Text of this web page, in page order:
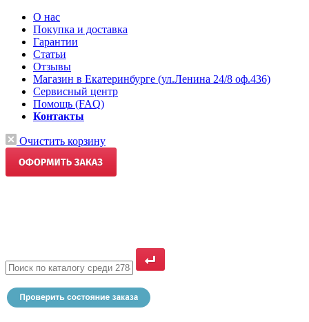
О нас
Покупка и доставка
Гарантии
Статьи
Отзывы
Магазин в Екатеринбурге (ул.Ленина 24/8 оф.436)
Сервисный центр
Помощь (FAQ)
Контакты
Очистить корзину